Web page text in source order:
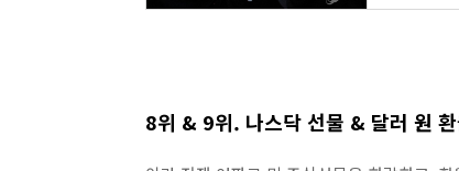
8위 & 9위. 나스닥 선물 & 달러 원